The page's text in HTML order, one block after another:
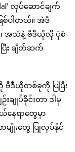
လုပ်ဆောင်ချက်
စ်ပါတယ်။ အဲဒီ
အသံနဲ့ ဗီဒီယိုလို ပုံစံ
း ချိတ်ဆက်
ဗီဒီယိုတစ်ခုကို ပြပြီး
ျုပ်ခိုင်းတာ ဒါမှ
ေရာတွေမှာ
မျိုးတွေ ပြုလုပ်နိုင်